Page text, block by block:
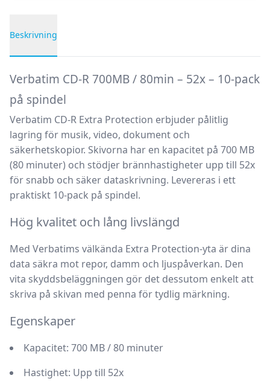
Beskrivning
Verbatim CD-R 700MB / 80min – 52x – 10-pack
på spindel
Verbatim CD-R Extra Protection erbjuder pålitlig
lagring för musik, video, dokument och
säkerhetskopior. Skivorna har en kapacitet på 700 MB
(80 minuter) och stödjer brännhastigheter upp till 52x
för snabb och säker dataskrivning. Levereras i ett
praktiskt 10-pack på spindel.
Hög kvalitet och lång livslängd
Med Verbatims välkända Extra Protection-yta är dina
data säkra mot repor, damm och ljuspåverkan. Den
vita skyddsbeläggningen gör det dessutom enkelt att
skriva på skivan med penna för tydlig märkning.
Egenskaper
Kapacitet: 700 MB / 80 minuter
Hastighet: Upp till 52x